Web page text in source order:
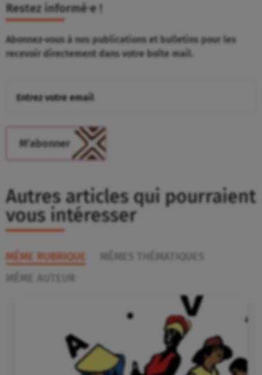
Restez informé⸱e !
Abonnez-vous à nos publications et bulletins pour les
recevoir directement dans votre boîte mail.
Autres articles qui pourraient
vous intéresser
MÊME RUBRIQUE